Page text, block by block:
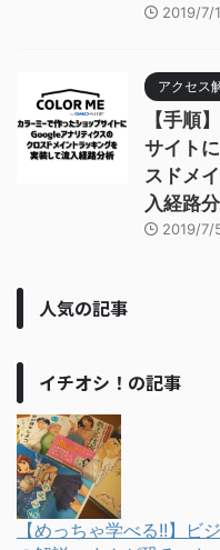
2019/7/
アクセス
【手順
サイト
スドメ
入経路
2019/7/
人気の記事
イチオシ！の記事
【めっちゃ学べる!!】ビ